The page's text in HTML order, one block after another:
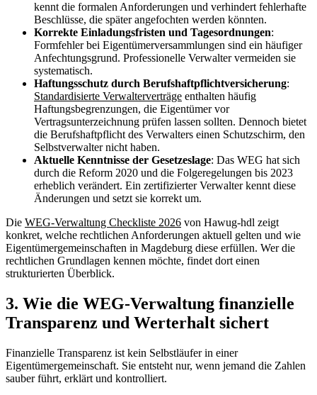
kennt die formalen Anforderungen und verhindert fehlerhafte
Beschlüsse, die später angefochten werden könnten.
Korrekte Einladungsfristen und Tagesordnungen:
Formfehler bei Eigentümerversammlungen sind ein häufiger
Anfechtungsgrund. Professionelle Verwalter vermeiden sie
systematisch.
Haftungsschutz durch Berufshaftpflichtversicherung:
Standardisierte Verwalterverträge enthalten häufig
Haftungsbegrenzungen, die Eigentümer vor
Vertragsunterzeichnung prüfen lassen sollten. Dennoch bietet
die Berufshaftpflicht des Verwalters einen Schutzschirm, den
Selbstverwalter nicht haben.
Aktuelle Kenntnisse der Gesetzeslage: Das WEG hat sich
durch die Reform 2020 und die Folgeregelungen bis 2023
erheblich verändert. Ein zertifizierter Verwalter kennt diese
Änderungen und setzt sie korrekt um.
Die WEG-Verwaltung Checkliste 2026 von Hawug-hdl zeigt
konkret, welche rechtlichen Anforderungen aktuell gelten und wie
Eigentümergemeinschaften in Magdeburg diese erfüllen. Wer die
rechtlichen Grundlagen kennen möchte, findet dort einen
strukturierten Überblick.
3. Wie die WEG-Verwaltung finanzielle
Transparenz und Werterhalt sichert
Finanzielle Transparenz ist kein Selbstläufer in einer
Eigentümergemeinschaft. Sie entsteht nur, wenn jemand die Zahlen
sauber führt, erklärt und kontrolliert.